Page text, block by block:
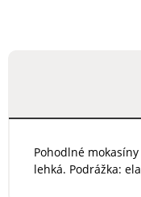
Pohodlné
lehká. Podrážka: